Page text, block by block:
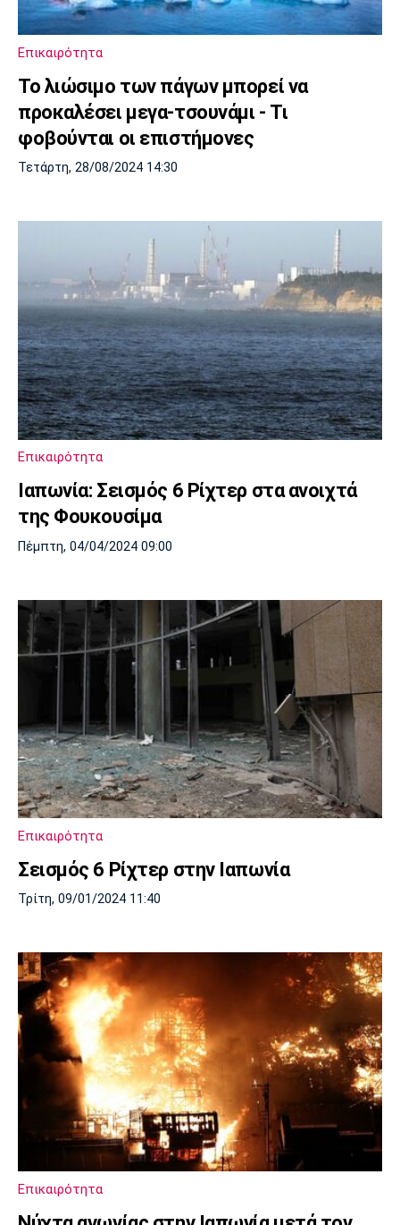
Πολιτισμός
Τραγούδια
Cine Spot
Running
Media
Παρασκήνιο
Πρόγραμμα TV
Μάντσεστερ
Γιουνάιτεντ
Τσέλσι Άρσεναλ
Λίβερπουλ
Μάντσεστερ
Σίτι
Γιουβέντους
Ίντερ
Μπορούσια
Ντόρτμουντ
Παρί Σεν
Ζερμέν
Μαρσέιγ
Μονακό
Ερυθρός
Αστέρας
Τότεναμ
Επικαιρότητα
Το λιώσιμο των πάγων μπορεί να
προκαλέσει μεγα-τσουνάμι - Τι
φοβούνται οι επιστήμονες
Τετάρτη, 28/08/2024 14:30
Επικαιρότητα
Ιαπωνία: Σεισμός 6 Ρίχτερ στα ανοιχτά
της Φουκουσίμα
Πέμπτη, 04/04/2024 09:00
Επικαιρότητα
Σεισμός 6 Ρίχτερ στην Ιαπωνία
Τρίτη, 09/01/2024 11:40
Επικαιρότητα